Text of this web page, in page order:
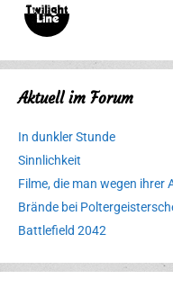
Aktuell im Forum
In dunkler Stunde
Sinnlichkeit
Filme, die man wegen ihrer
Brände bei
Battlefield 2042
Erlebnispark